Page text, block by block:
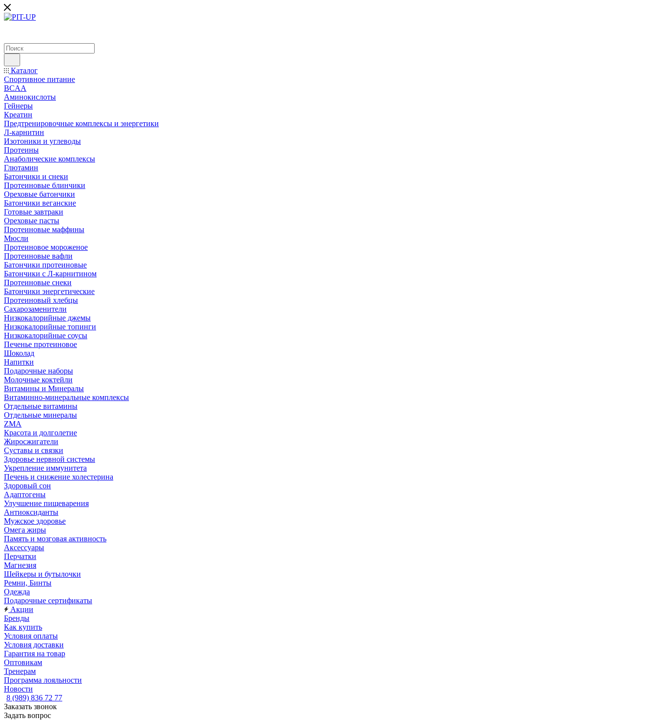
Каталог
Спортивное питание
BCAA
Аминокислоты
Гейнеры
Креатин
Предтренировочные комплексы и энергетики
Л-карнитин
Изотоники и углеводы
Протеины
Анаболические комплексы
Глютамин
Батончики и снеки
Протеиновые блинчики
Ореховые батончики
Батончики веганские
Готовые завтраки
Ореховые пасты
Протеиновые маффины
Мюсли
Протеиновое мороженое
Протеиновые вафли
Батончики протеиновые
Батончики с Л-карнитином
Протеиновые снеки
Батончики энергетические
Протеиновый хлебцы
Сахарозаменители
Низкокалорийные джемы
Низкокалорийные топинги
Низкокалорийные соусы
Печенье протеиновое
Шоколад
Напитки
Подарочные наборы
Молочные коктейли
Витамины и Минералы
Витаминно-минеральные комплексы
Отдельные витамины
Отдельные минералы
ZMA
Красота и долголетие
Жиросжигатели
Суставы и связки
Здоровье нервной системы
Укрепление иммунитета
Печень и снижение холестерина
Здоровый сон
Адаптогены
Улучшение пищеварения
Антиоксиданты
Мужское здоровье
Омега жиры
Память и мозговая активность
Аксессуары
Перчатки
Магнезия
Шейкеры и бутылочки
Ремни, Бинты
Одежда
Подарочные сертификаты
Акции
Бренды
Как купить
Условия оплаты
Условия доставки
Гарантия на товар
Оптовикам
Тренерам
Программа лояльности
Новости
8 (989) 836 72 77
Заказать звонок
Задать вопрос